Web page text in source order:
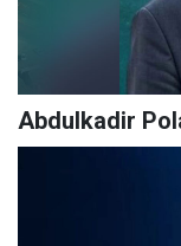
Abdulkadir